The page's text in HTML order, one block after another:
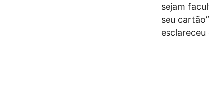
sejam
seu
esclareceu